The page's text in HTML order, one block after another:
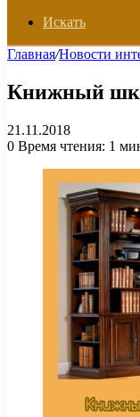
Искать
Главная/Новости
Книжный
21.11.2018
0 Время чтения: 1